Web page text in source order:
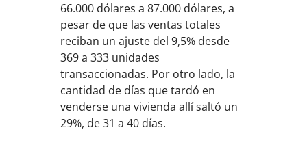
66.000 dólares a 87.000 dólares, a
pesar de que las ventas totales
reciban un ajuste del 9,5% desde
369 a 333 unidades
transaccionadas. Por otro lado, la
cantidad de días que tardó en
venderse una vivienda allí saltó un
29%, de 31 a 40 días.